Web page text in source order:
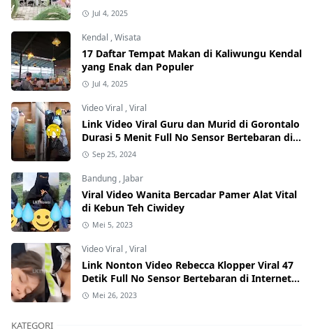
Jul 4, 2025
Kendal ,Wisata
17 Daftar Tempat Makan di Kaliwungu Kendal
yang Enak dan Populer
Jul 4, 2025
Video Viral ,Viral
Link Video Viral Guru dan Murid di Gorontalo
Durasi 5 Menit Full No Sensor Bertebaran di
Internet, Hati-Hati Phising!
Sep 25, 2024
Bandung , Jabar
Viral Video Wanita Bercadar Pamer Alat Vital
di Kebun Teh Ciwidey
Mei 5, 2023
Video Viral ,Viral
Link Nonton Video Rebecca Klopper Viral 47
Detik Full No Sensor Bertebaran di Internet,
Hati-Hati Phising!
Mei 26, 2023
KATEGORI